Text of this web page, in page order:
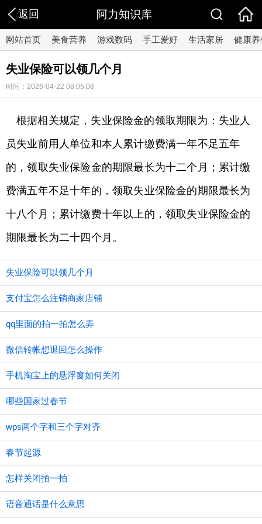
返回 阿力知识库
网站首页 美食营养 游戏数码 手工爱好 生活家居 健康养
失业保险可以领几个月
时间：2026-04-22 08:05:08
根据相关规定，失业保险金的领取期限为：失业人
员失业前用人单位和本人累计缴费满一年不足五年
的，领取失业保险金的期限最长为十二个月；累计缴
费满五年不足十年的，领取失业保险金的期限最长为
十八个月；累计缴费十年以上的，领取失业保险金的
期限最长为二十四个月。
失业保险可以领几个月
支付宝怎么注销商家店铺
qq里面的拍一拍怎么弄
微信转帐想退回怎么操作
手机淘宝上的悬浮窗如何关闭
哪些国家过春节
wps两个字和三个字对齐
春节起源
怎样关闭拍一拍
语音通话是什么意思